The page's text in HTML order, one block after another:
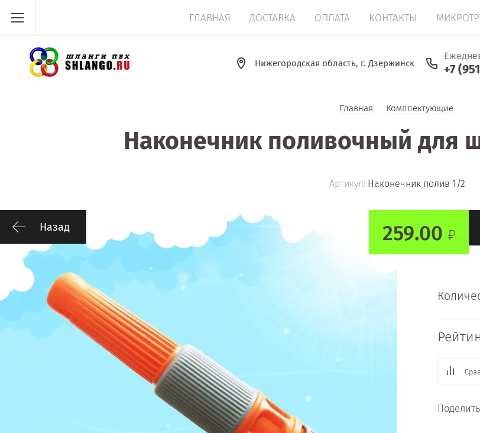
ГЛАВНАЯ ДОСТАВКА ОПЛАТА КОНТАКТЫ
Нижегородская область, г. Дзержинск +7
Главная Комплектующие
Наконечник поливочный для
Артикул: Наконечник полив 1/2
Назад 259.00